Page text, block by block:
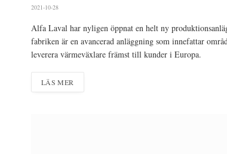
2021-10-28
Alfa Laval har nyligen öppnat en helt ny
fabriken är en avancerad anläggning som innefattar
leverera värmeväxlare främst till kunder i Europa.
LÄS MER